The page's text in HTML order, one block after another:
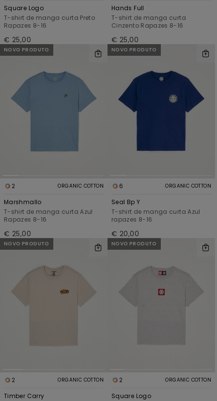
Square Logo
T-shirt de manga curta Preto
Rapazes 8-16
€ 25,00
Hands Full
T-shirt de manga curta
Cinzento Rapazes 8-16
€ 25,00
NOVO PRODUTO
2 ORGANIC COTTON
Marshmallo
T-shirt de manga curta Azul
Rapazes 8-16
€ 25,00
NOVO PRODUTO
6 ORGANIC COTTON
Seal Bp Y
T-shirt de manga curta Azul
rapazes 8-16
€ 20,00
NOVO PRODUTO
2 ORGANIC COTTON
Timber Carry
NOVO PRODUTO
2 ORGANIC COTTON
Square Logo